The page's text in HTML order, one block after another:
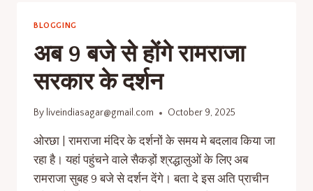
BLOGGING
अब 9 बजे से होंगे रामराजा
सरकार के दर्शन
By liveindiasagar@gmail.com October 9, 2025
ओरछा | रामराजा मंदिर के दर्शनों के समय मे बदलाव किया जा
रहा है। यहां पहुंचने वाले सैकड़ों श्रद्धालुओं के लिए अब
रामराजा सुबह 9 बजे से दर्शन देंगे। बता दे इस अति प्राचीन